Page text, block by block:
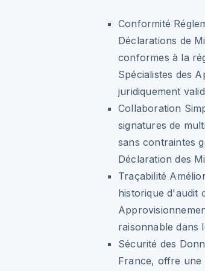
Conformité
Déclarations de
conformes à la
Spécialistes des
juridiquement
Collaboration
signatures de
sans contraintes
Déclaration des
Traçabilité
historique d'audit
raisonnable dans
Sécurité des
France, offre une